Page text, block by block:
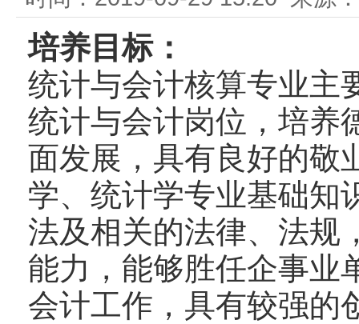
培养目标：
统计与会计核算专业主
统计与会计岗位，培养
面发展，具有良好的敬
学、统计学专业基础知
法及相关的法律、法规
能力，能够胜任企事业
会计工作，具有较强的